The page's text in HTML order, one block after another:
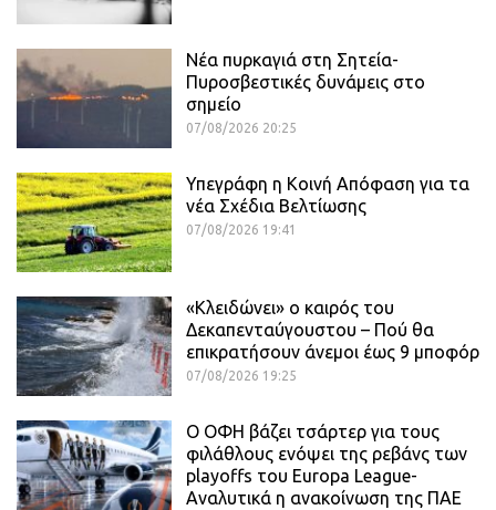
Νέα πυρκαγιά στη Σητεία-
Πυροσβεστικές δυνάμεις στο
σημείο
07/08/2026 20:25
Υπεγράφη η Κοινή Απόφαση για τα
νέα Σχέδια Βελτίωσης
07/08/2026 19:41
«Κλειδώνει» ο καιρός του
Δεκαπενταύγουστου – Πού θα
επικρατήσουν άνεμοι έως 9 μποφόρ
07/08/2026 19:25
Ο ΟΦΗ βάζει τσάρτερ για τους
φιλάθλους ενόψει της ρεβάνς των
playoffs του Europa League-
Αναλυτικά η ανακοίνωση της ΠΑΕ